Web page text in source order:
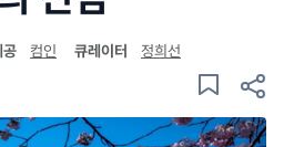
공 컴인 큐레이터 정희선